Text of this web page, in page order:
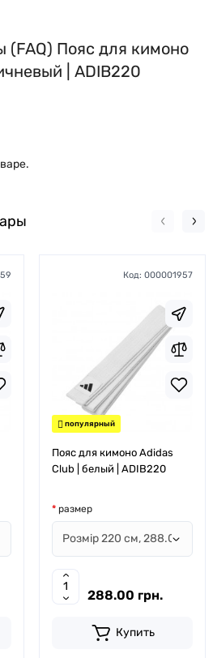
(FAQ) Пояс для кимоно
| ADIB220
Код: 000001957
популярный
Пояс для кимоно Adidas
Club | белый | ADIB220
размер
288.00 грн.
Купить